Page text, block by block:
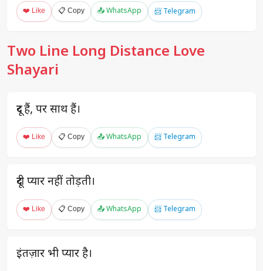
❤️ Like 📋 Copy 📤 WhatsApp 📨 Telegram
Two Line Long Distance Love
Shayari
दूर हैं, पर साथ हैं।
❤️ Like 📋 Copy 📤 WhatsApp 📨 Telegram
दूरी प्यार नहीं तोड़ती।
❤️ Like 📋 Copy 📤 WhatsApp 📨 Telegram
इंतज़ार भी प्यार है।